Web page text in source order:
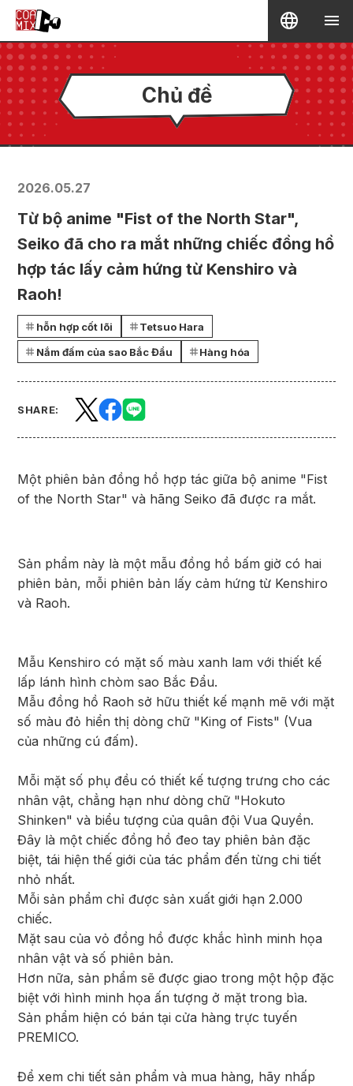
Chủ đề
2026.05.27
Từ bộ anime "Fist of the North Star",
Seiko đã cho ra mắt những chiếc đồng hồ
hợp tác lấy cảm hứng từ Kenshiro và
Raoh!
hỗn hợp cốt lõi
Tetsuo Hara
Nắm đấm của sao Bắc Đẩu
Hàng hóa
SHARE:
Một phiên bản đồng hồ hợp tác giữa bộ anime "Fist
of the North Star" và hãng Seiko đã được ra mắt.
Sản phẩm này là một mẫu đồng hồ bấm giờ có hai
phiên bản, mỗi phiên bản lấy cảm hứng từ Kenshiro
và Raoh.
Mẫu Kenshiro có mặt số màu xanh lam với thiết kế
lấp lánh hình chòm sao Bắc Đẩu.
Mẫu đồng hồ Raoh sở hữu thiết kế mạnh mẽ với mặt
số màu đỏ hiển thị dòng chữ "King of Fists" (Vua
của những cú đấm).
Mỗi mặt số phụ đều có thiết kế tượng trưng cho các
nhân vật, chẳng hạn như dòng chữ "Hokuto
Shinken" và biểu tượng của quân đội Vua Quyền.
Đây là một chiếc đồng hồ đeo tay phiên bản đặc
biệt, tái hiện thế giới của tác phẩm đến từng chi tiết
nhỏ nhất.
Mỗi sản phẩm chỉ được sản xuất giới hạn 2.000
chiếc.
Mặt sau của vỏ đồng hồ được khắc hình minh họa
nhân vật và số phiên bản.
Hơn nữa, sản phẩm sẽ được giao trong một hộp đặc
biệt với hình minh họa ấn tượng ở mặt trong bìa.
Sản phẩm hiện có bán tại cửa hàng trực tuyến
PREMICO.
Để xem chi tiết sản phẩm và mua hàng, hãy nhấp